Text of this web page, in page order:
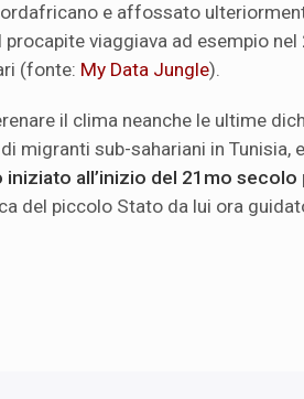
e affossato
procapite viaggiava ad esempio
(fonte: My Data Jungle).
il clima neanche le ultime
migranti sub-sahariani in Tunisia,
all’inizio del 21mo secolo
del piccolo Stato da lui ora